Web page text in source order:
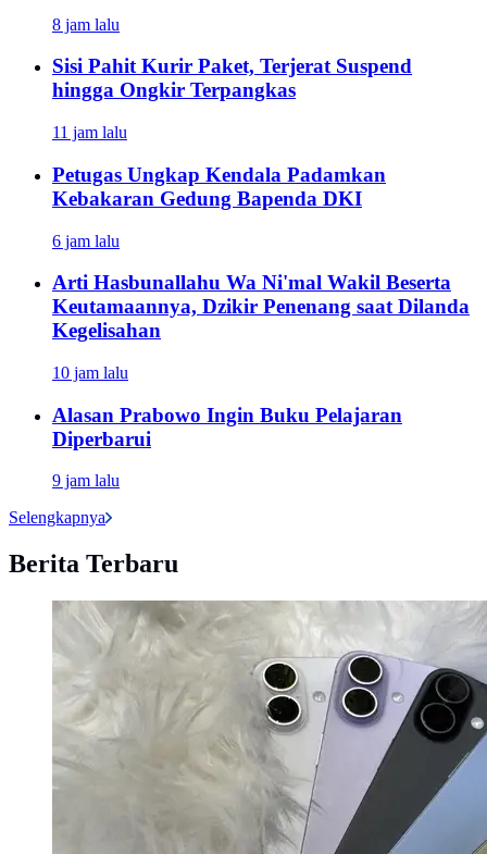
8 jam lalu
Sisi Pahit Kurir Paket, Terjerat Suspend
hingga Ongkir Terpangkas
11 jam lalu
Petugas Ungkap Kendala Padamkan
Kebakaran Gedung Bapenda DKI
6 jam lalu
Arti Hasbunallahu Wa Ni'mal Wakil Beserta
Keutamaannya, Dzikir Penenang saat Dilanda
Kegelisahan
10 jam lalu
Alasan Prabowo Ingin Buku Pelajaran
Diperbarui
9 jam lalu
Selengkapnya
Berita Terbaru